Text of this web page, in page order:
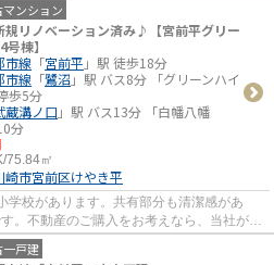
ンション
規リノベーション済み♪【宮前平グリー
棟】
市線 「宮前平 」駅 徒歩18分
市線 「鷺沼」駅 バス8分 「グリーンハイ
歩5分
蔵溝ノ口 」駅 バス13分 「白幡八幡
分
75.84㎡
崎市宮前区けやき平
学校があります。共有部分も清潔感があ
。不動産のご購入をお考えなら、当社がお
紹介いたします...
一戸建